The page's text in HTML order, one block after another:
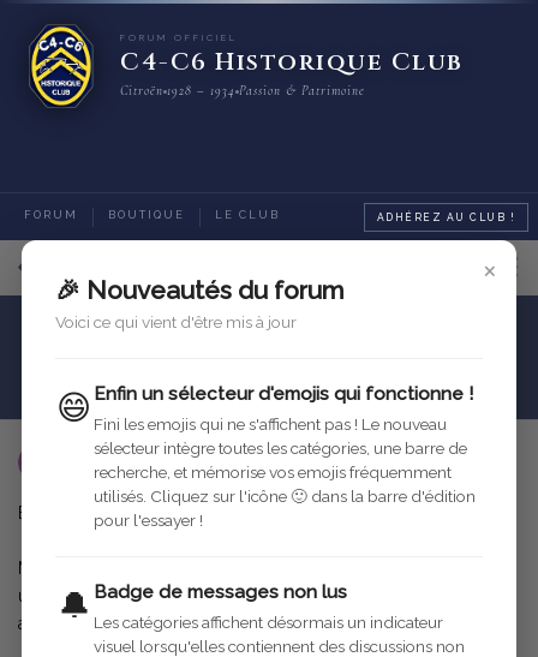
FORUM OFFICIEL
C4-C6 Historique Club
Citroën 1928 – 1934 Passion & Patrimoine
FORUM BOUTIQUE LE CLUB ADHÉREZ AU CLUB !
×
🎉 Nouveautés du forum
Voici ce qui vient d'être mis à jour
😄 Enfin un sélecteur d'emojis qui fonctionne !
Fini les emojis qui ne s'affichent pas ! Le nouveau
sélecteur intègre toutes les catégories, une barre de
recherche, et mémorise vos emojis fréquemment
utilisés. Cliquez sur l'icône 🙂 dans la barre d'édition
pour l'essayer !
🔔 Badge de messages non lus
Les catégories affichent désormais un indicateur
visuel lorsqu'elles contiennent des discussions non
Carrosserie
JohnDoe1 13 nov. 2005
Bonjour
Mon ac4 de 29 a eu une vie mouvementée outre le fait d avoir
une caisse composite bois et tole elle a eu au moins un
accident à l avant droit.